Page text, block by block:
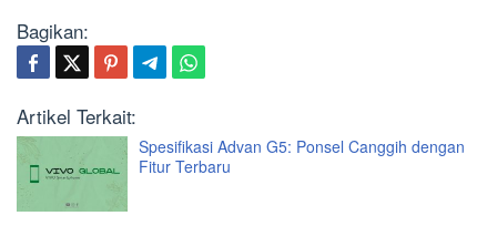
Bagikan:
Artikel Terkait:
Spesifikasi Advan G5: Ponsel Canggih dengan
Fitur Terbaru